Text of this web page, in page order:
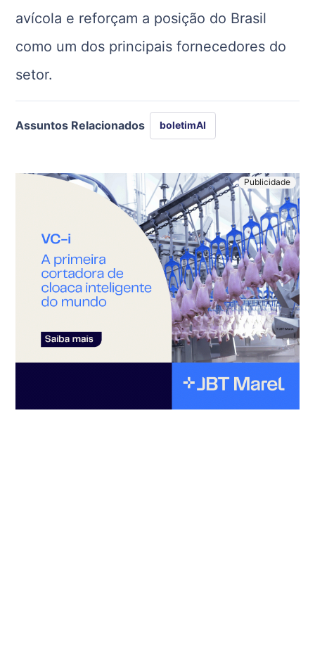
avícola e reforçam a posição do Brasil
como um dos principais fornecedores do
setor.
Assuntos Relacionados boletimAI